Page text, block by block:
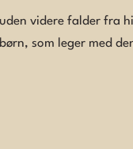
videre falder fra
som leger med